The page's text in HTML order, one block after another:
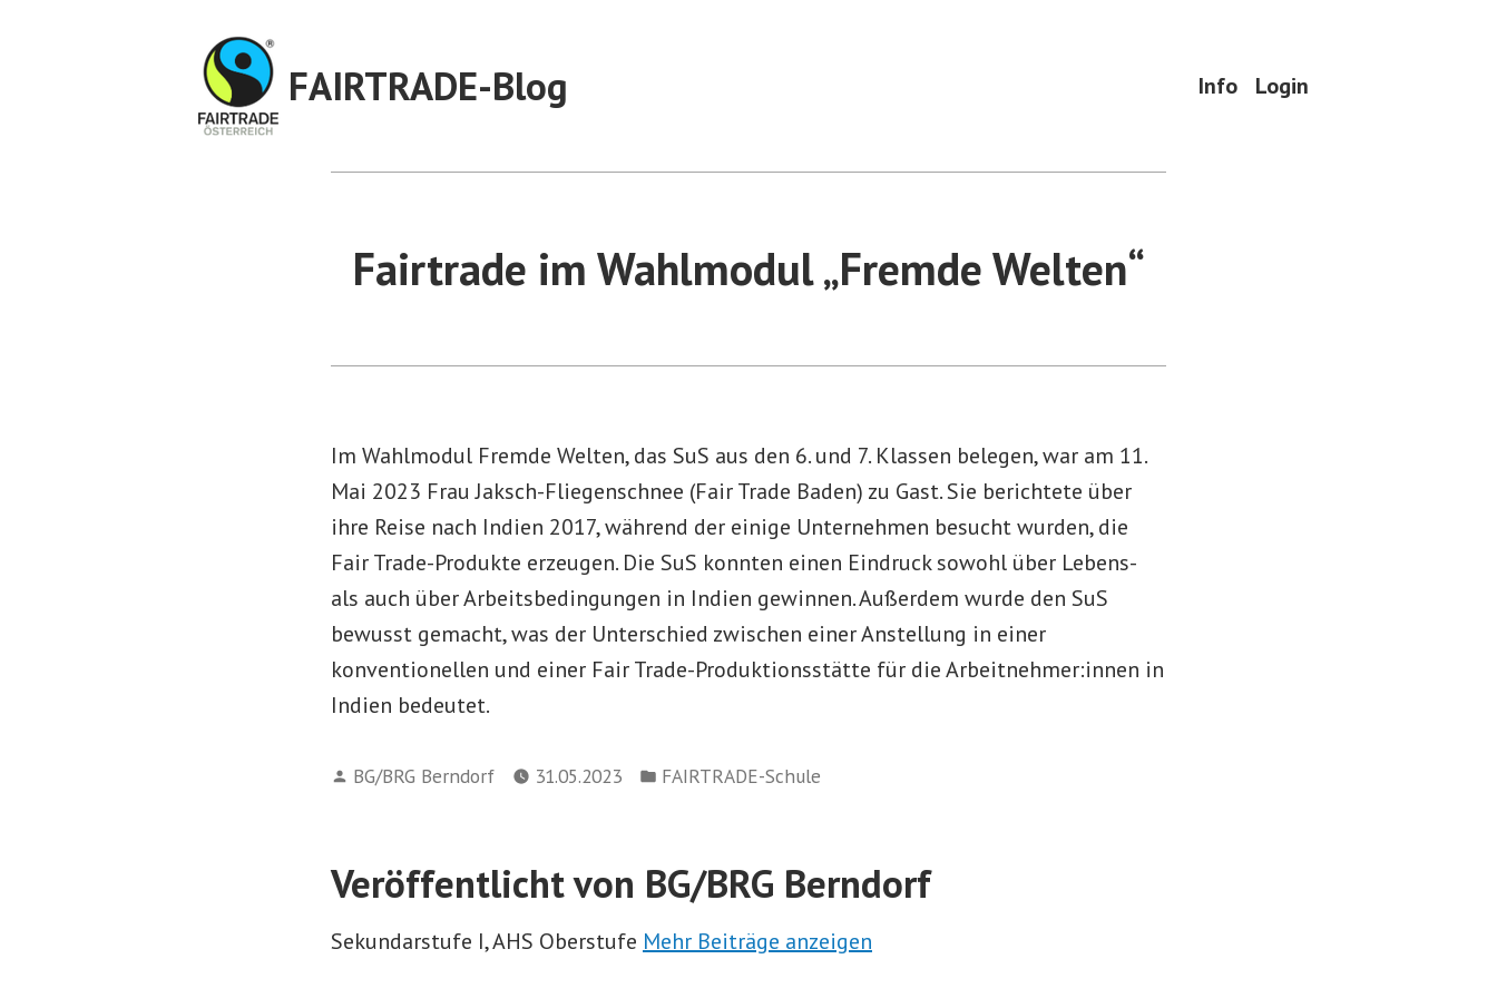
FAIRTRADE-Blog Info Login
Fairtrade im Wahlmodul „Fremde Welten“
Im Wahlmodul Fremde Welten, das SuS aus den 6. und 7. Klassen belegen, war am 11.
Mai 2023 Frau Jaksch-Fliegenschnee (Fair Trade Baden) zu Gast. Sie berichtete über
ihre Reise nach Indien 2017, während der einige Unternehmen besucht wurden, die
Fair Trade-Produkte erzeugen. Die SuS konnten einen Eindruck sowohl über Lebens-
als auch über Arbeitsbedingungen in Indien gewinnen. Außerdem wurde den SuS
bewusst gemacht, was der Unterschied zwischen einer Anstellung in einer
konventionellen und einer Fair Trade-Produktionsstätte für die Arbeitnehmer:innen in
Indien bedeutet.
Verfasst
BG/BRG Berndorf 31.05.2023
Veröffentlicht
FAIRTRADE-Schule
Veröffentlicht von BG/BRG Berndorf
Sekundarstufe I, AHS Oberstufe Mehr Beiträge anzeigen